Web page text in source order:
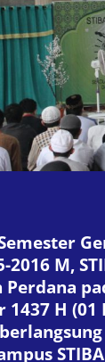
2016 M,
H (01